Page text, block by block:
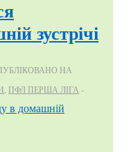
зустрічі
НА
, ПФЛ ПЕРША ЛІГА